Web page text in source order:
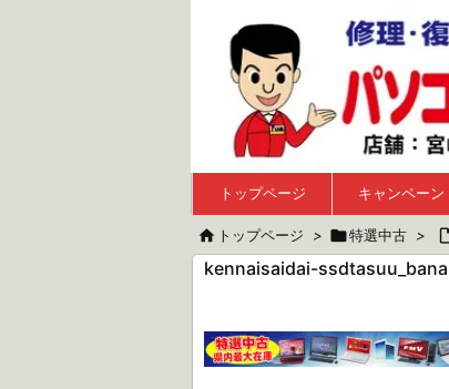
トップページ キャンペーン
 トップページ > 特選中古 >
kennaisaidai-ssdtasuu_bana